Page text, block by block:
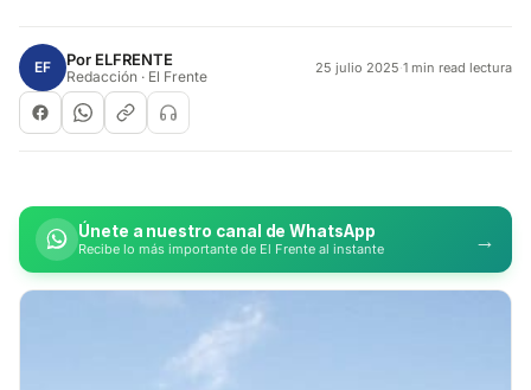
EF Por ELFRENTE
Redacción · El Frente 25 julio 2025·1 min read lectura
Únete a nuestro canal de WhatsApp
Recibe lo más importante de El Frente al instante →